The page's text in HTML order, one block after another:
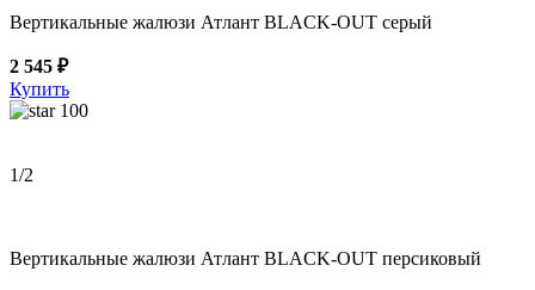
Вертикальные жалюзи Атлант BLACK-OUT серый
2 545 ₽
Купить
100
1/2
Вертикальные жалюзи Атлант BLACK-OUT персиковый